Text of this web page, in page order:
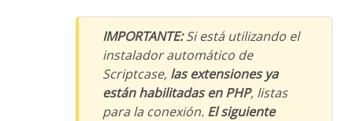
IMPORTANTE:Si está utilizando el
instalador automático de
Scriptcase, las extensiones ya
están habilitadas en PHP, listas
para la conexión. El siguiente